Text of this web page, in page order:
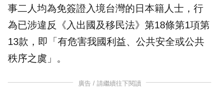
事二人均為免簽證入境台灣的日本籍人士，行
為已涉違反《入出國及移民法》第18條第1項第
13款，即「有危害我國利益、公共安全或公共
秩序之虞」。
廣告 / 請繼續往下閱讀